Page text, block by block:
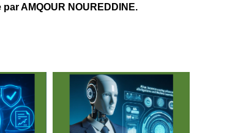
AMQOUR NOUREDDINE.